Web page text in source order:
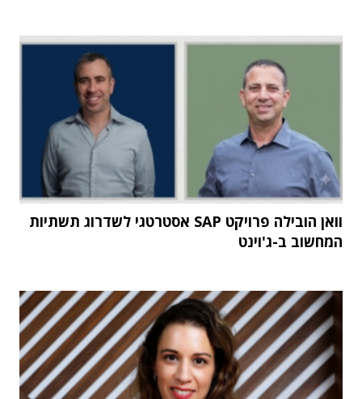
וואן הובילה פרויקט SAP אסטרטגי לשדרוג תשתיות
המחשוב ב-ג'וינט